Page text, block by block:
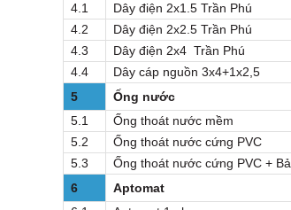
4.1
Dây điện 2x1.5 Trần Phú
4.2
Dây điện 2x2.5 Trần Phú
4.3
Dây điện 2x4 Trần Phú
4.4
Dây cáp nguồn 3x4+1x2,5
5
Ống nước
5.1
Ống thoát nước mềm
5.2
Ống thoát nước cứng PVC
5.3
Ống thoát nước cứng PVC +
6
Aptomat